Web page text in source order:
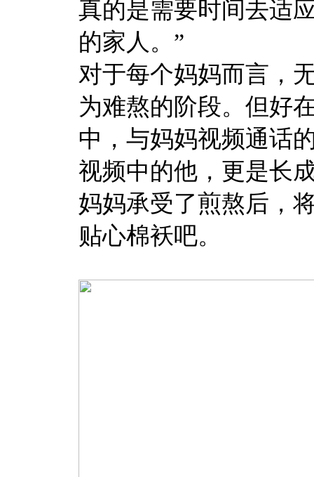
真的是需要时间去适
的家人。”
对于每个妈妈而言，
为难熬的阶段。但好
中，与妈妈视频通话
视频中的他，更是长
妈妈承受了煎熬后，
贴心棉袄吧。